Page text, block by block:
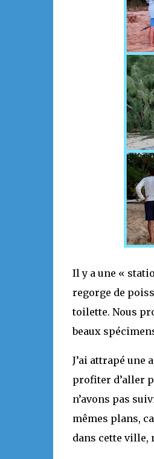
Il y a une «
regorge de
toilette. Nous
beaux
J’ai attrapé une
profiter d’aller
n’avons pas
mêmes plans,
dans cette ville,